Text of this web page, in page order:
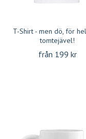
T-Shirt - men dö, för
tomtejävel!
från 199 kr